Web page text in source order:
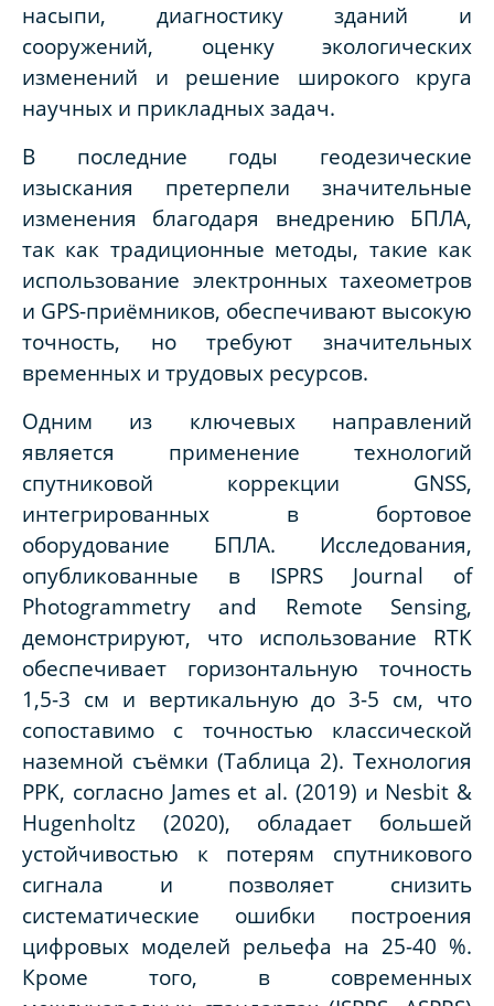
насыпи, диагностику зданий и
сооружений, оценку экологических
изменений и решение широкого круга
научных и прикладных задач.
В последние годы геодезические
изыскания претерпели значительные
изменения благодаря внедрению БПЛА,
так как традиционные методы, такие как
использование электронных тахеометров
и GPS-приёмников, обеспечивают высокую
точность, но требуют значительных
временных и трудовых ресурсов.
Одним из ключевых направлений
является применение технологий
спутниковой коррекции GNSS,
интегрированных в бортовое
оборудование БПЛА. Исследования,
опубликованные в ISPRS Journal of
Photogrammetry and Remote Sensing,
демонстрируют, что использование RTK
обеспечивает горизонтальную точность
1,5-3 см и вертикальную до 3-5 см, что
сопоставимо с точностью классической
наземной съёмки (Таблица 2). Технология
PPK, согласно James et al. (2019) и Nesbit &
Hugenholtz (2020), обладает большей
устойчивостью к потерям спутникового
сигнала и позволяет снизить
систематические ошибки построения
цифровых моделей рельефа на 25-40 %.
Кроме того, в современных